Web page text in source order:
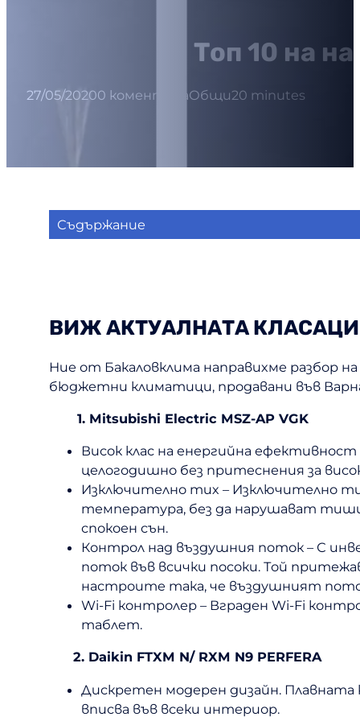
Топ 10 на
27/05/20200 коментараОбщи20 minutes
Съдържание
ВИЖ АКТУАЛНАТА
Ние от Бакаловклима направихме разбор
бюджетни климатици, продавани във
1. Mitsubishi Electric MSZ-AP VGK
Висок клас на енергийна
целогодишно без притеснения за
Изключително тих – Изключително
температура, без да нарушават
спокоен сън.
Контрол над въздушния поток – С
поток във всички посоки. Той
настроите така, че въздушният
Wi-Fi контролер – Вграден Wi-Fi
таблет.
2. Daikin FTXM N/ RXM N9 PERFERA
Дискретен модерен дизайн.
вписва във всеки интериор.